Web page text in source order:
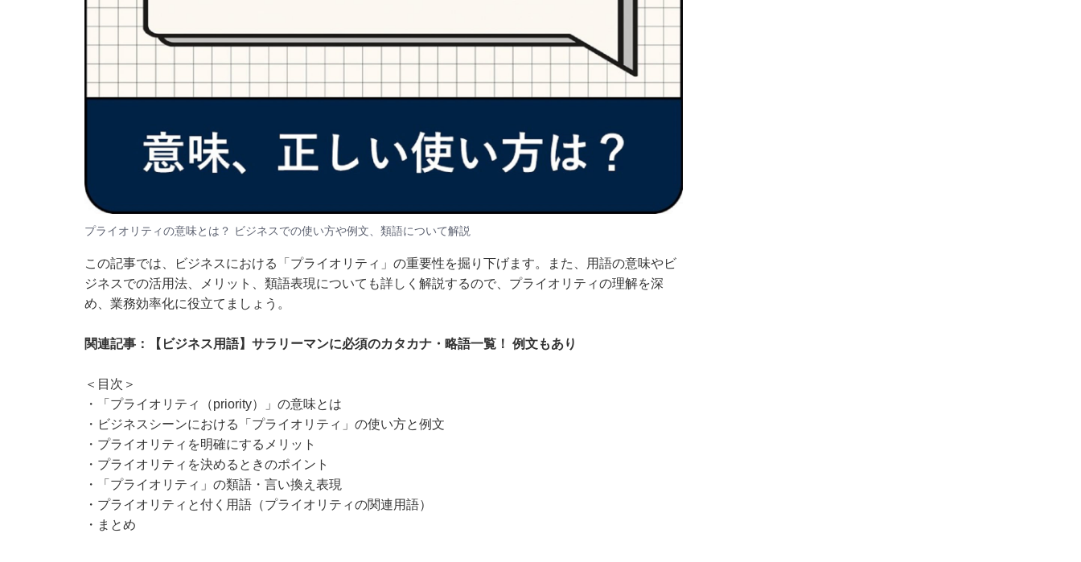
プライオリティの意味とは？ ビジネスでの使い方や例文、類語について解説
この記事では、ビジネスにおける「プライオリティ」の重要性を掘り下げます。また、用語の意味やビ
ジネスでの活用法、メリット、類語表現についても詳しく解説するので、プライオリティの理解を深
め、業務効率化に役立てましょう。
関連記事： 【ビジネス用語】サラリーマンに必須のカタカナ・略語一覧！ 例文もあり
＜目次＞
・
「プライオリティ（priority）」の意味とは
・ ビジネスシーンにおける「プライオリティ」の使い方と例文
・ プライオリティを明確にするメリット
・ プライオリティを決めるときのポイント
・
「プライオリティ」の類語・言い換え表現
・ プライオリティと付く用語（プライオリティの関連用語）
・ まとめ